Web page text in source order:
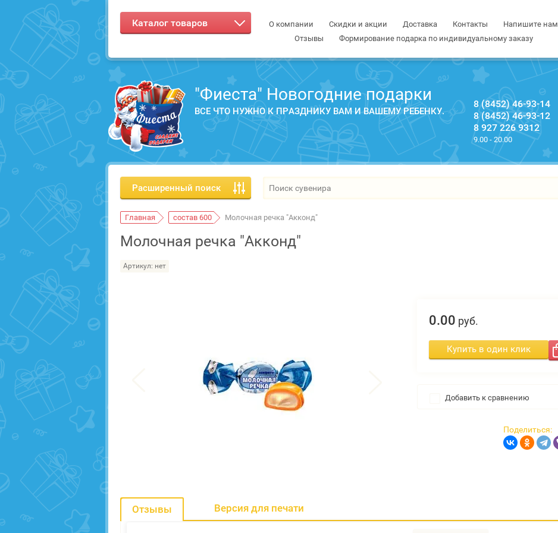
Каталог товаров О компании Скидки и акции Доставка Контакты
Напишите нам
Отзывы
Формирование подарка по индивидуальному заказу
"Фиеста" Новогодние подарки
ВСЕ ЧТО НУЖНО К ПРАЗДНИКУ ВАМ И ВАШЕМУ РЕБЕНКУ.
8 (8452) 46-93-14
8 (8452) 46-93-12
8 927 226 9312
9.00 - 20.00
Расширенный поиск
Главная состав 600 Молочная речка "Акконд"
Молочная речка "Акконд"
Артикул: нет
0.00 руб.
Купить в один клик
Добавить к сравнению
Поделиться:
Отзывы Версия для печати